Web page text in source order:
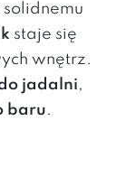
staje się
wnętrz.
jadalni,
baru.